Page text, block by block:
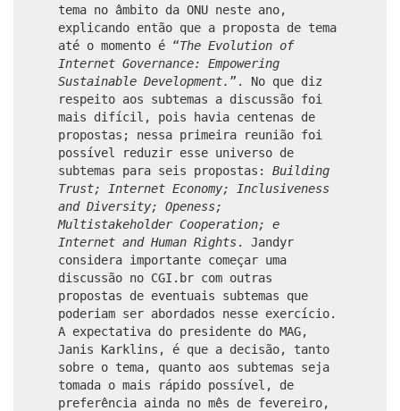
tema no âmbito da ONU neste ano,
explicando então que a proposta de tema
até o momento é “The Evolution of
Internet Governance: Empowering
Sustainable Development. ”. No que diz
respeito aos subtemas a discussão foi
mais difícil, pois havia centenas de
propostas; nessa primeira reunião foi
possível reduzir esse universo de
subtemas para seis propostas: Building
Trust; Internet Economy; Inclusiveness
and Diversity; Openess;
Multistakeholder Cooperation; e
Internet and Human Rights. Jandyr
considera importante começar uma
discussão no CGI.br com outras
propostas de eventuais subtemas que
poderiam ser abordados nesse exercício.
A expectativa do presidente do MAG,
Janis Karklins, é que a decisão, tanto
sobre o tema, quanto aos subtemas seja
tomada o mais rápido possível, de
preferência ainda no mês de fevereiro,